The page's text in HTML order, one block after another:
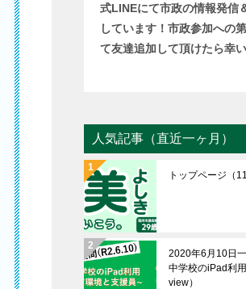
式LINEにて市政の情報発信
しています！市政参加への
て友達追加して頂けたら幸
人気記事（直近一ヶ月）
トップページ （
2020年6月10日
中学校のiPad利用
view）